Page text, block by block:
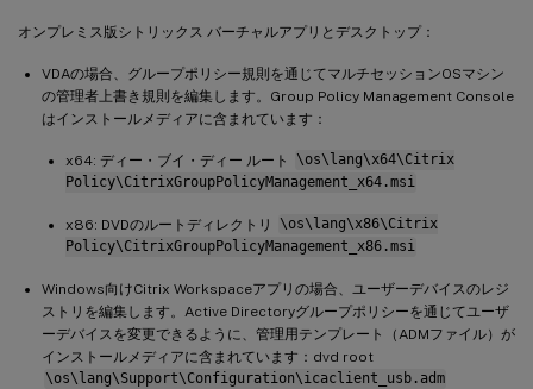
オンプレミス版シトリックス バーチャルアプリとデスクトップ：
VDAの場合、グループポリシー規則を通じてマルチセッションOSマシン
の管理者上書き規則を編集します。Group Policy Management Console
はインストールメディアに含まれています：
x64: ディー・ブイ・ディー ルート
\os\lang\x64\Citrix
Policy\CitrixGroupPolicyManagement_x64.msi
x86: DVDのルートディレクトリ
\os\lang\x86\Citrix
Policy\CitrixGroupPolicyManagement_x86.msi
Windows向けCitrix Workspaceアプリの場合、ユーザーデバイスのレジ
ストリを編集します。Active Directoryグループポリシーを通じてユーザ
ーデバイスを変更できるように、管理用テンプレート（ADMファイル）が
インストールメディアに含まれています：dvd root
\os\lang\Support\Configuration\icaclient_usb.adm